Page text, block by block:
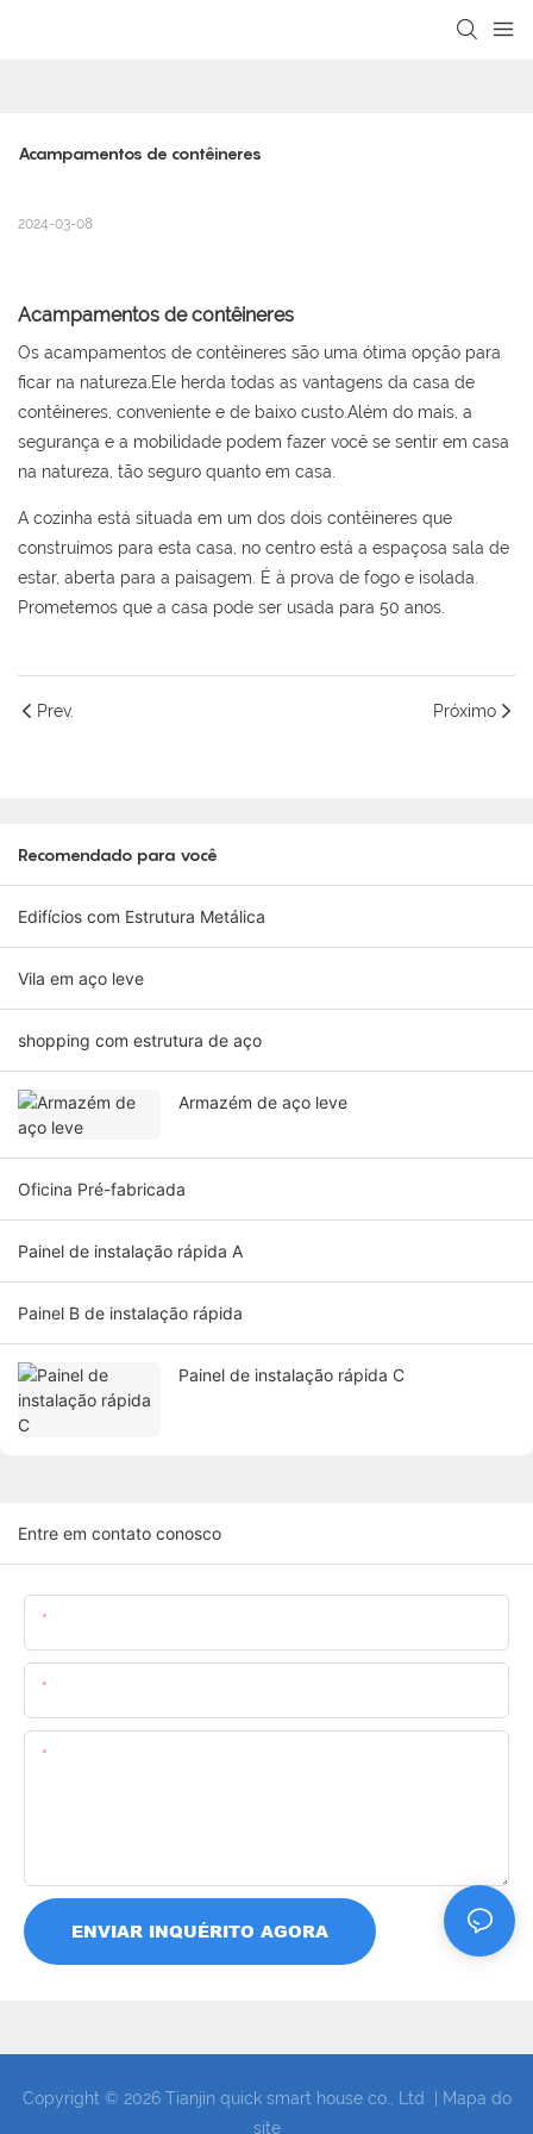
Acampamentos de contêineres
2024-03-08
Acampamentos de contêineres
Os acampamentos de contêineres são uma ótima opção para
ficar na natureza.Ele herda todas as vantagens da casa de
contêineres, conveniente e de baixo custo.Além do mais, a
segurança e a mobilidade podem fazer você se sentir em casa
na natureza, tão seguro quanto em casa.
A cozinha está situada em um dos dois contêineres que
construímos para esta casa, no centro está a espaçosa sala de
estar, aberta para a paisagem. É à prova de fogo e isolada.
Prometemos que a casa pode ser usada para 50 anos.
Prev. Próximo
Recomendado para você
Edifícios com Estrutura Metálica
Vila em aço leve
shopping com estrutura de aço
Armazém de aço leve
Oficina Pré-fabricada
Painel de instalação rápida A
Painel B de instalação rápida
Painel de instalação rápida C
Entre em contato conosco
ENVIAR INQUÉRITO AGORA
Copyright © 2026 Tianjin quick smart house co., Ltd |
Mapa do
site